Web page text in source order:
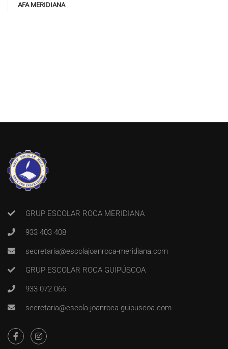
AFA MERIDIANA
GRUP ESCOLAR ROCA MERIDIANA
933 403 408
secretaria@escolajoanroca-meridiana.com
GRUP ESCOLAR ROCA GUIPÚSCOA
933 072 066
secretaria@escola-joanroca-guipuscoa.com